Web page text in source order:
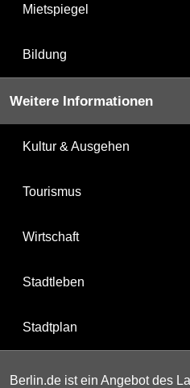
Mietspiegel
Bildung
Weitere Informationen
Kultur & Ausgehen
Tourismus
Wirtschaft
Stadtleben
Stadtplan
Berlin.de ist ein Angebot des